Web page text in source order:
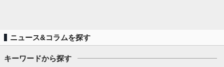
ニュース&コラムを探す
キーワードから探す